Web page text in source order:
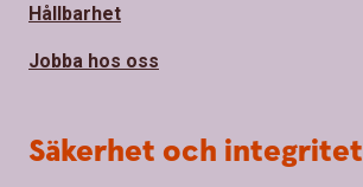
Hållbarhet
Jobba hos oss
Säkerhet och integritet